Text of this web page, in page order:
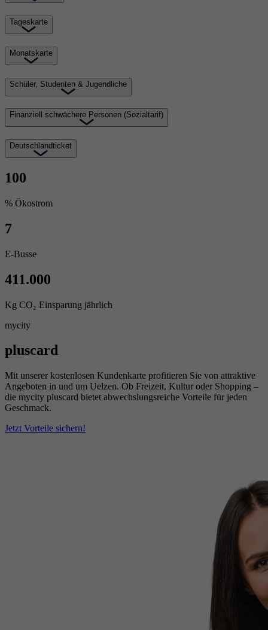
Tageskarte
Monatskarte
Schüler, Studenten & Jugendliche
Finanziell schwächere Personen (Sozialtarif)
Deutschlandticket
100
% Ökostrom
7
E-Busse
411.000
Kg CO₂ Einsparung jährlich
mycity
pluscard
Mit unserer kostenlosen Kundenkarte profitieren Sie von attraktive
Angeboten in und um Uelzen. Ob Freizeit, Kultur oder Shopping –
die mycity pluscard bietet abwechslungsreiche Vorteile für jeden
Geschmack.
Jetzt Vorteile sichern!